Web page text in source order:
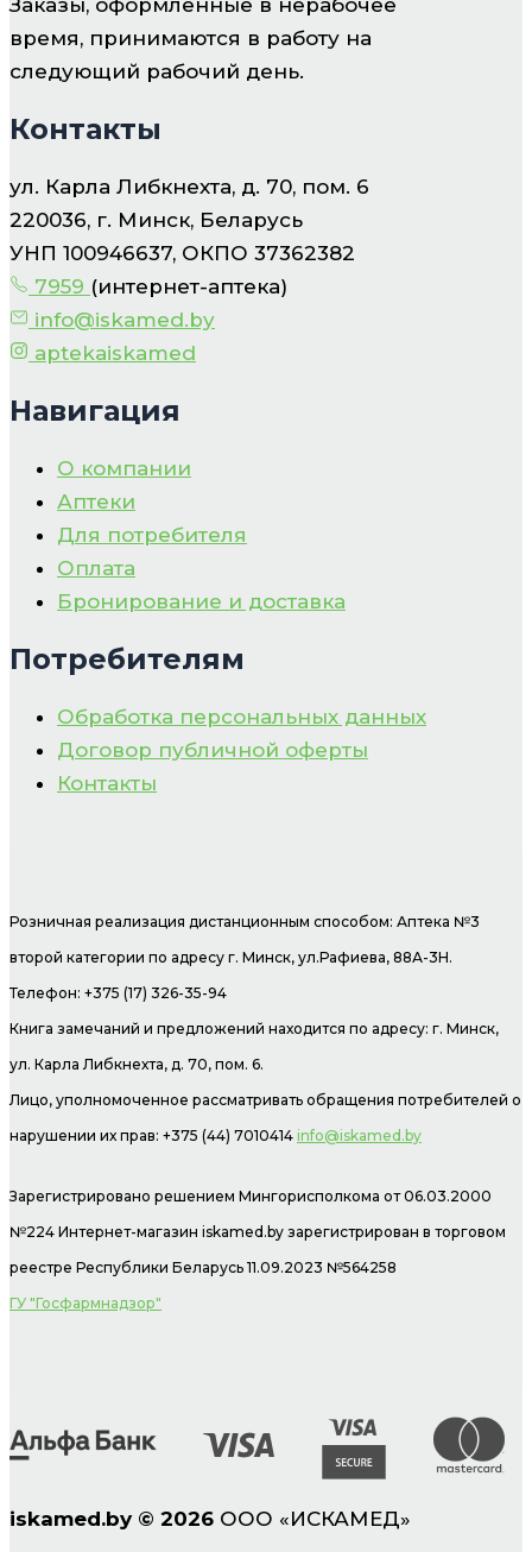
время, принимаются в работу на
следующий рабочий день.
Контакты
ул. Карла Либкнехта, д. 70, пом. 6
220036, г. Минск, Беларусь
УНП 100946637, ОКПО 37362382
7959 (интернет-аптека)
info@iskamed.by
aptekaiskamed
Навигация
О компании
Аптеки
Для потребителя
Оплата
Бронирование и доставка
Потребителям
Обработка персональных данных
Договор публичной оферты
Контакты
Розничная реализация дистанционным способом: Аптека №3
второй категории по адресу г. Минск, ул.Рафиева, 88А-3Н.
Телефон: +375 (17) 326-35-94
Книга замечаний и предложений находится по адресу: г. Минск,
ул. Карла Либкнехта, д. 70, пом. 6.
Лицо, уполномоченное рассматривать обращения потребителей о
нарушении их прав: +375 (44) 7010414 info@iskamed.by
Зарегистрировано решением Мингорисполкома от 06.03.2000
№224 Интернет-магазин iskamed.by зарегистрирован в торговом
реестре Республики Беларусь 11.09.2023 №564258
ГУ "Госфармнадзор"
iskamed.by © 2026 ООО «ИСКАМЕД»